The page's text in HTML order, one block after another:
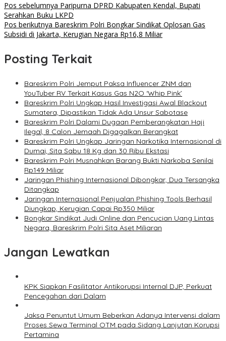
Pos sebelumnya Paripurna DPRD Kabupaten Kendal, Bupati
Serahkan Buku LKPD
Pos berikutnya Bareskrim Polri Bongkar Sindikat Oplosan Gas
Subsidi di Jakarta, Kerugian Negara Rp16,8 Miliar
Posting Terkait
Bareskrim Polri Jemput Paksa Influencer ZNM dan
YouTuber RV Terkait Kasus Gas N2O ‘Whip Pink’
Bareskrim Polri Ungkap Hasil Investigasi Awal Blackout
Sumatera, Dipastikan Tidak Ada Unsur Sabotase
Bareskrim Polri Dalami Dugaan Pemberangkatan Haji
Ilegal, 8 Calon Jemaah Digagalkan Berangkat
Bareskrim Polri Ungkap Jaringan Narkotika Internasional di
Dumai, Sita Sabu 18 Kg dan 30 Ribu Ekstasi
Bareskrim Polri Musnahkan Barang Bukti Narkoba Senilai
Rp149 Miliar
Jaringan Phishing Internasional Dibongkar, Dua Tersangka
Ditangkap
Jaringan Internasional Penjualan Phishing Tools Berhasil
Diungkap, Kerugian Capai Rp350 Miliar
Bongkar Sindikat Judi Online dan Pencucian Uang Lintas
Negara, Bareskrim Polri Sita Aset Miliaran
Jangan Lewatkan
KPK Siapkan Fasilitator Antikorupsi Internal DJP, Perkuat
Pencegahan dari Dalam
Jaksa Penuntut Umum Beberkan Adanya Intervensi dalam
Proses Sewa Terminal OTM pada Sidang Lanjutan Korupsi
Pertamina